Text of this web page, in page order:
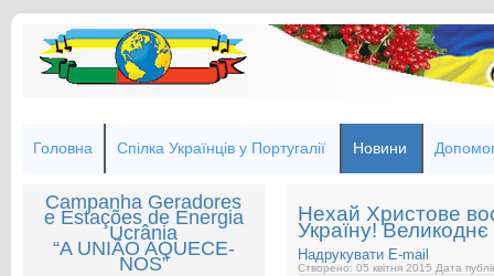
Головна Спілка Українців у Португалії Новини
Campanha Geradores
e Estações de Energia
Ucrânia
“A UNIÃO AQUECE-
NOS”
Нехай Христове
Україну!
Надрукувати E-mail
Створено: 05 квітня 2015 Дата